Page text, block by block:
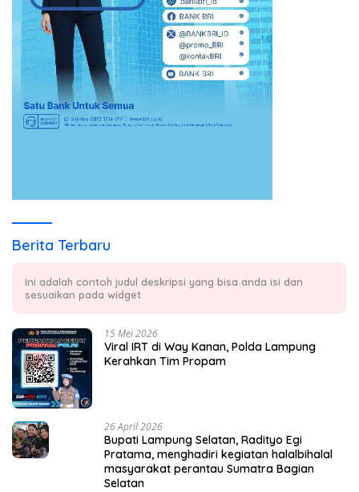
Berita Terbaru
Ini adalah contoh judul deskripsi yang bisa anda isi dan
sesuaikan pada widget
15 Mei 2026
Viral IRT di Way Kanan, Polda Lampung
Kerahkan Tim Propam
26 April 2026
Bupati Lampung Selatan, Radityo Egi
Pratama, menghadiri kegiatan halalbihalal
masyarakat perantau Sumatra Bagian
Selatan